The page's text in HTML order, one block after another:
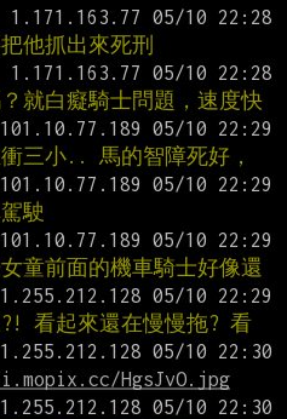
他抓出來死刑
就白癡騎士問題，速度快
三小.. 馬的智障死好，
駛
童前面的機車騎士好像還
看起來還在慢慢拖? 看
HgsJvO.jpg